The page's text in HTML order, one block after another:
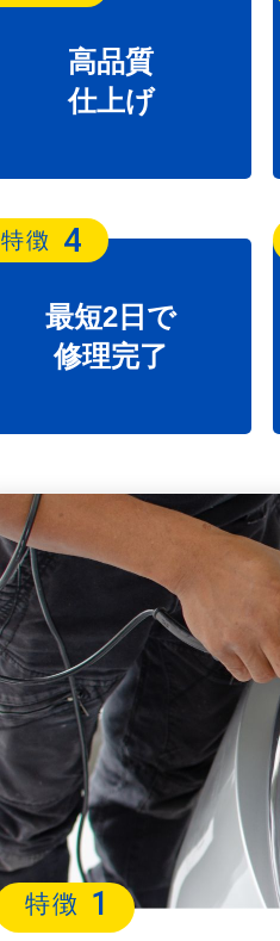
高品質
仕上げ
特徴 4
最短2日で
修理完了
特徴 1